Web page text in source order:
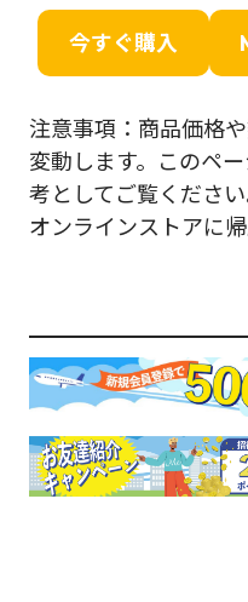
今すぐ購入
注意事項：商品価格
変動します。このペ
考としてご覧くださ
オンラインストアに帰